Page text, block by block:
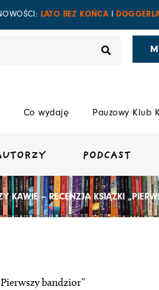
LATO BEZ KOŃCA
Co wydaję Pauzowy Klub
PODCAST
KAWIE – RECENZJA KSIĄŻKI
bandzior”